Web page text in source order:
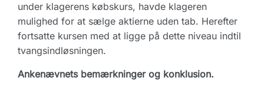
under klagerens købskurs, havde klageren
mulighed for at sælge aktierne uden tab. Herefter
fortsatte kursen med at ligge på dette niveau indtil
tvangsindløsningen.
Ankenævnets bemærkninger og konklusion.